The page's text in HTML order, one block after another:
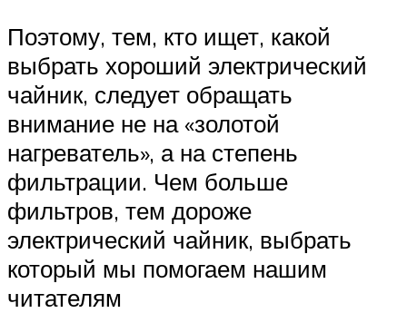
Поэтому, тем, кто ищет, какой
выбрать хороший электрический
чайник, следует обращать
внимание не на «золотой
нагреватель», а на степень
фильтрации. Чем больше
фильтров, тем дороже
электрический чайник, выбрать
который мы помогаем нашим
читателям